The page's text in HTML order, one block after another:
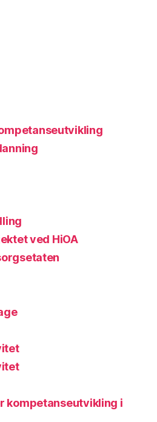
ved HiOA
kompetanseutvikling i